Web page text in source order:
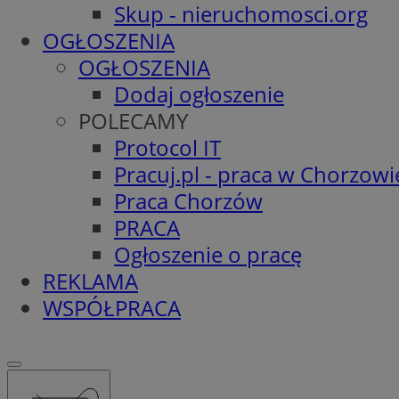
Skup - nieruchomosci.org
OGŁOSZENIA
OGŁOSZENIA
Dodaj ogłoszenie
POLECAMY
Protocol IT
Pracuj.pl - praca w
Praca Chorzów
PRACA
Ogłoszenie o pracę
REKLAMA
WSPÓŁPRACA